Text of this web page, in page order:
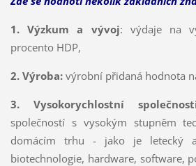
1. Výzkum a vývoj: výdaje na
procento HDP,
2. Výroba:výrobní přidaná hodnota
3. Vysokorychlostní
společností s vysokým stupněm
domácím trhu - jako je letecký
biotechnologie, hardware, software,